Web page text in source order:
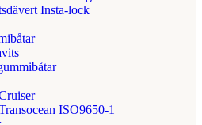
Insta-lock
ISO9650-1